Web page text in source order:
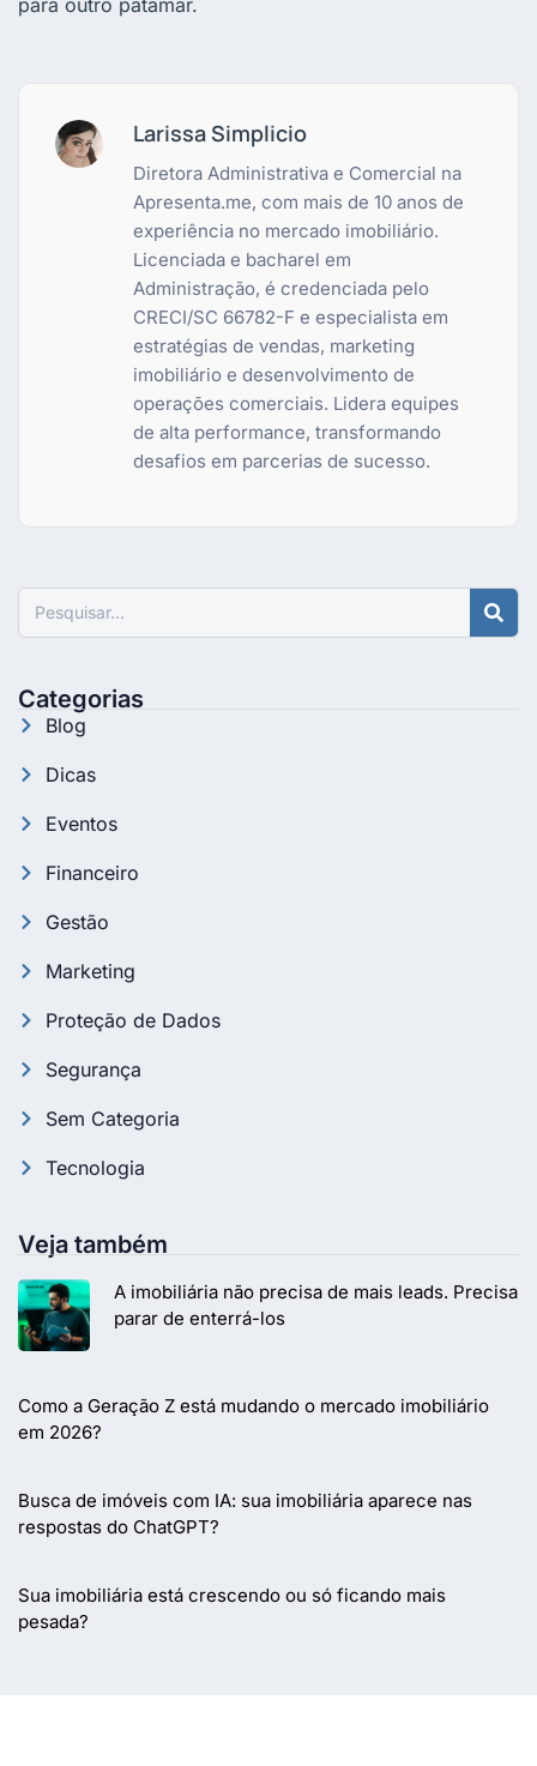
Larissa Simplicio
Diretora Administrativa e Comercial na
Apresenta.me, com mais de 10 anos de
experiência no mercado imobiliário.
Licenciada e bacharel em
Administração, é credenciada pelo
CRECI/SC 66782-F e especialista em
estratégias de vendas, marketing
imobiliário e desenvolvimento de
operações comerciais. Lidera equipes
de alta performance, transformando
desafios em parcerias de sucesso.
Pesquisar
Categorias
Blog
Dicas
Eventos
Financeiro
Gestão
Marketing
Proteção de Dados
Segurança
Sem Categoria
Tecnologia
Veja também
A imobiliária não precisa de mais leads. Precisa
parar de enterrá-los
Como a Geração Z está mudando o mercado imobiliário
em 2026?
Busca de imóveis com IA: sua imobiliária aparece nas
respostas do ChatGPT?
Sua imobiliária está crescendo ou só ficando mais
pesada?